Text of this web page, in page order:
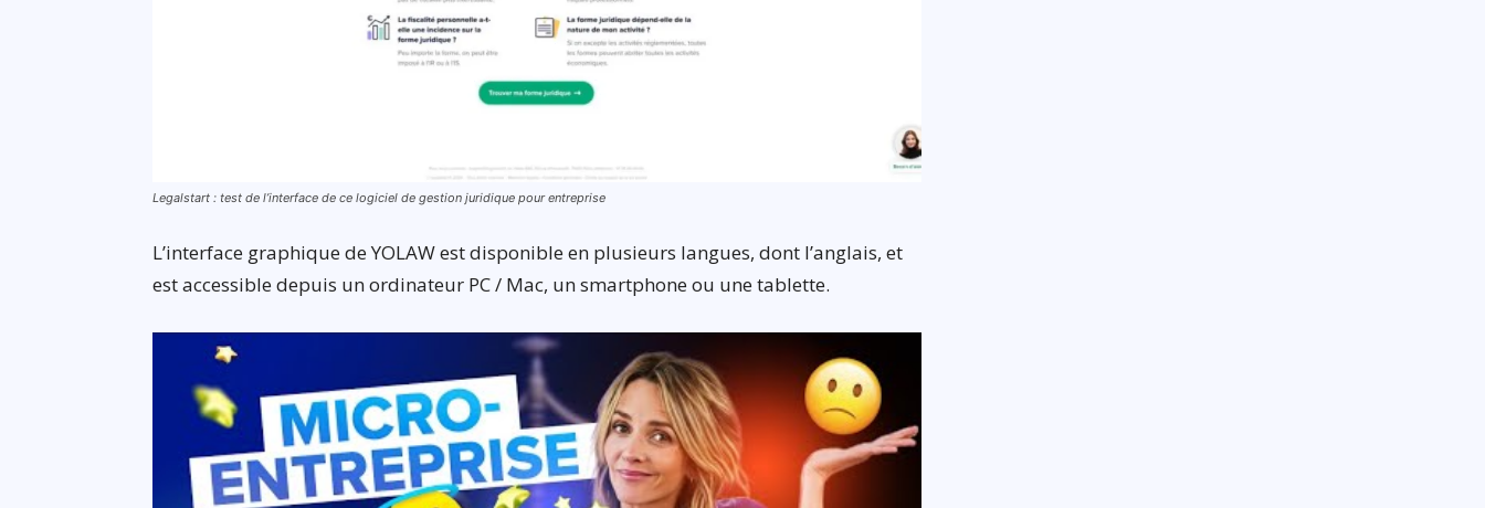
Legalstart : test de l’interface de ce logiciel de gestion juridique pour entreprise
L’interface graphique de YOLAW est disponible en plusieurs langues, dont l’anglais, et
est accessible depuis un ordinateur PC / Mac, un smartphone ou une tablette.